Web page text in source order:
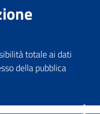
totale ai dati
della pubblica